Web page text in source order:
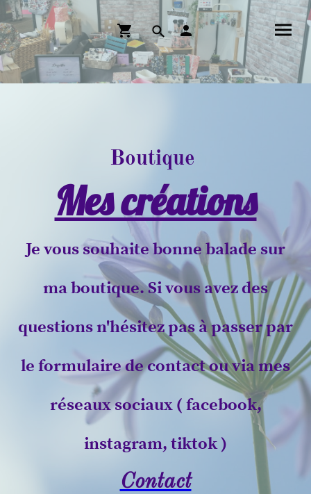
Boutique
Mes créations
Je vous souhaite bonne balade sur
ma boutique. Si vous avez des
questions n'hésitez pas à passer par
le formulaire de contact ou via mes
réseaux sociaux ( facebook,
instagram, tiktok )
Contact